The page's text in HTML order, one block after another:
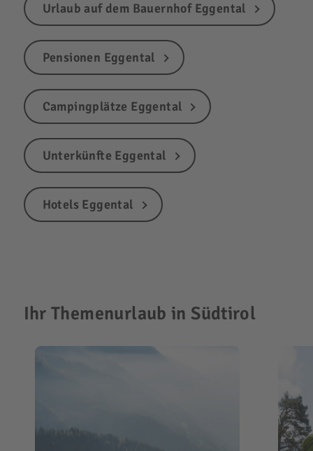
Urlaub auf dem Bauernhof Eggental
Pensionen Eggental
Campingplätze Eggental
Unterkünfte Eggental
Hotels Eggental
Ihr Themenurlaub in Südtirol